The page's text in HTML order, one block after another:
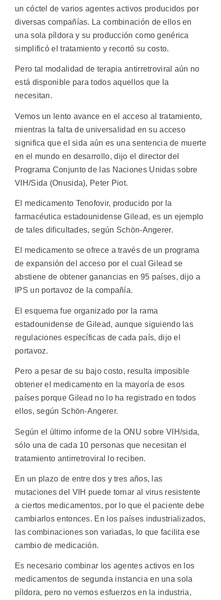
un cóctel de varios agentes activos producidos por
diversas compañías. La combinación de ellos en
una sola píldora y su producción como genérica
simplificó el tratamiento y recortó su costo.
Pero tal modalidad de terapia antirretroviral aún no
está disponible para todos aquellos que la
necesitan.
Vemos un lento avance en el acceso al tratamiento,
mientras la falta de universalidad en su acceso
significa que el sida aún es una sentencia de muerte
en el mundo en desarrollo, dijo el director del
Programa Conjunto de las Naciones Unidas sobre
VIH/Sida (Onusida), Peter Piot.
El medicamento Tenofovir, producido por la
farmacéutica estadounidense Gilead, es un ejemplo
de tales dificultades, según Schön-Angerer.
El medicamento se ofrece a través de un programa
de expansión del acceso por el cual Gilead se
abstiene de obtener ganancias en 95 países, dijo a
IPS un portavoz de la compañía.
El esquema fue organizado por la rama
estadounidense de Gilead, aunque siguiendo las
regulaciones específicas de cada país, dijo el
portavoz.
Pero a pesar de su bajo costo, resulta imposible
obtener el medicamento en la mayoría de esos
países porque Gilead no lo ha registrado en todos
ellos, según Schön-Angerer.
Según el último informe de la ONU sobre VIH/sida,
sólo una de cada 10 personas que necesitan el
tratamiento antirretroviral lo reciben.
En un plazo de entre dos y tres años, las
mutaciones del VIH puede tornar al virus resistente
a ciertos medicamentos, por lo que el paciente debe
cambiarlos entonces. En los países industrializados,
las combinaciones son variadas, lo que facilita ese
cambio de medicación.
Es necesario combinar los agentes activos en los
medicamentos de segunda instancia en una sola
píldora, pero no vemos esfuerzos en la industria,